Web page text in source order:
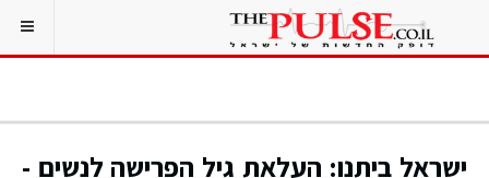
ישראל ביתנו: העלאת גיל הפרישה לנשים -